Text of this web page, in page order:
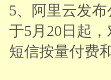
5、阿里云发
于5月20日起
短信按量付费